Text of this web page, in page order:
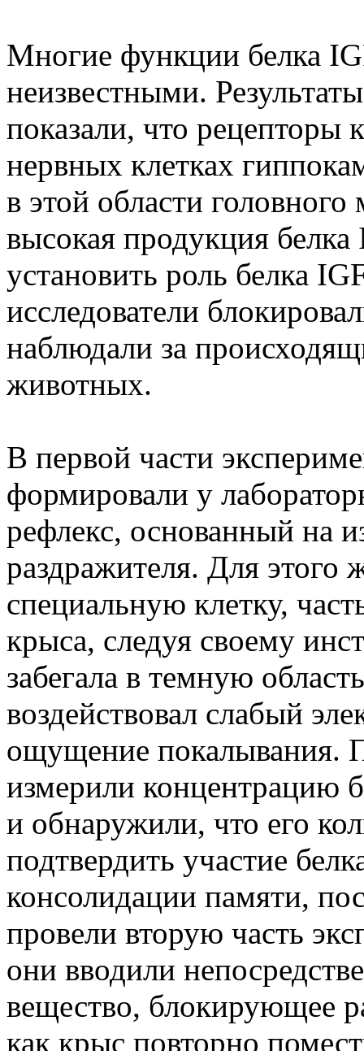
Многие функции белка
неизвестными.
показали, что рецепторы
нервных клетках
в этой области
высокая продукция
установить роль белка
исследователи
наблюдали за
животных.
В первой части
формировали у
рефлекс, основанный на
раздражителя. Для этого
специальную клетку,
крыса, следуя своему
забегала в темную
воздействовал слабый
ощущение покалывания.
измерили концентрацию
и обнаружили, что его
подтвердить участие
консолидации памяти,
провели вторую часть
они вводили
вещество, блокирующее
как крыс повторно